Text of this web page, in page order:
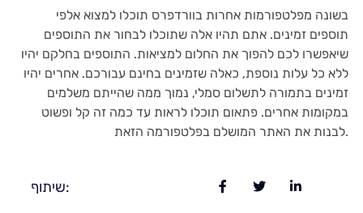
בשונה מפלטפורמות אחרות בוורדפרס תוכלו למצוא אלפי
תוספים זמינים. אתם תהיו אלה שתוכלו לבחור את התוספים
שיאפשרו לכם להפוך את החלום למציאות. התוספים בחלקם יהיו
ללא כל עלות נוספת, כאלה שזמינים בחינם עבורכם. אחרים יהיו
זמינים בתמורה לתשלום סמלי, נמוך ממה שהייתם משלמים
במקומות אחרים. פתאום תוכלו לראות עד כמה זה קל ופשוט
לבנות את האתר המושלם בפלטפורמה הזאת.
שיתוף: